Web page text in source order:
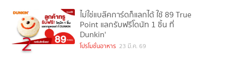
2
ไม่ใช่แบล๊คการ์ดก็แลกได้ ใช้ 89 True
Point แลกรับฟรีโดนัท 1 ชิ้น ที่
Dunkin'
โปรโมชั่นอาหาร 23 มี.ค. 69